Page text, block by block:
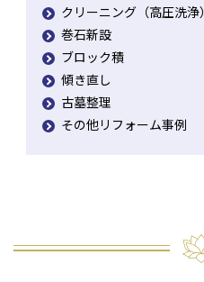
クリーニング（高圧洗浄）
巻石新設
ブロック積
傾き直し
古墓整理
その他リフォーム事例